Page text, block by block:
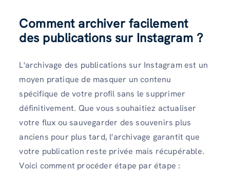
Comment archiver facilement
des publications sur Instagram ?
L'archivage des publications sur Instagram est un
moyen pratique de masquer un contenu
spécifique de votre profil sans le supprimer
définitivement. Que vous souhaitiez actualiser
votre flux ou sauvegarder des souvenirs plus
anciens pour plus tard, l'archivage garantit que
votre publication reste privée mais récupérable.
Voici comment procéder étape par étape :